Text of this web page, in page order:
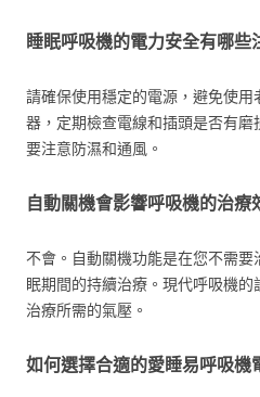
睡眠呼吸機的電力安全有哪些
請確保使用穩定的電源，避免使
器，定期檢查電線和插頭是否有
要注意防濕和通風。
自動關機會影響呼吸機的治療
不會。自動關機功能是在您不需
眠期間的持續治療。現代呼吸機
治療所需的氣壓。
如何選擇合適的愛睡易呼吸機